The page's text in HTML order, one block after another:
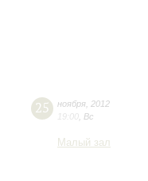
25 ноября 2012
19:00 Вс
Малый зал